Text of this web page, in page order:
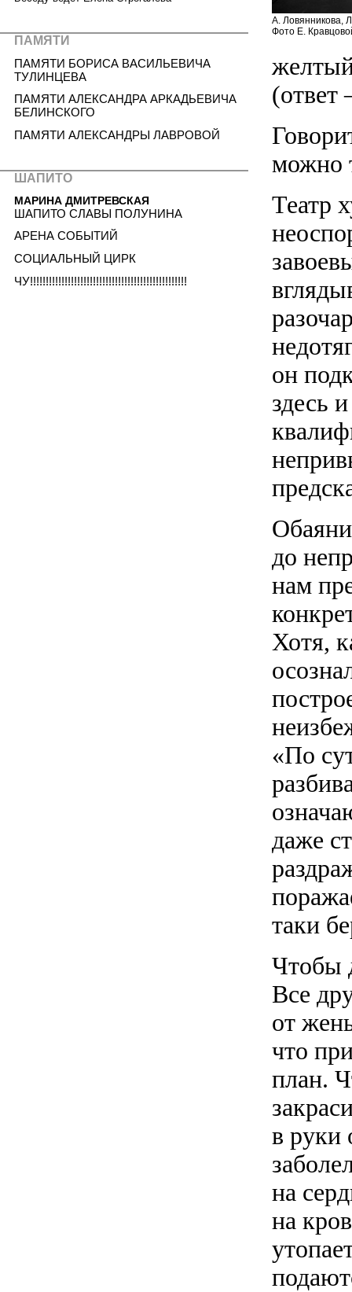
А. Ловянникова,
Фото Е.
(ответ
можно
Театр
он
здесь
до
нам
Хотя,
«По
даже
таки
Чтобы
Все
от
что
план.
в руки
на
на
ПАМЯТИ
ПАМЯТИ БОРИСА ВАСИЛЬЕВИЧА
ТУЛИНЦЕВА
ПАМЯТИ АЛЕКСАНДРА АРКАДЬЕВИЧА
БЕЛИНСКОГО
ПАМЯТИ АЛЕКСАНДРЫ ЛАВРОВОЙ
ШАПИТО
МАРИНА ДМИТРЕВСКАЯ
ШАПИТО СЛАВЫ ПОЛУНИНА
АРЕНА СОБЫТИЙ
СОЦИАЛЬНЫЙ ЦИРК
ЧУ!!!!!!!!!!!!!!!!!!!!!!!!!!!!!!!!!!!!!!!!!!!!!!!!!!